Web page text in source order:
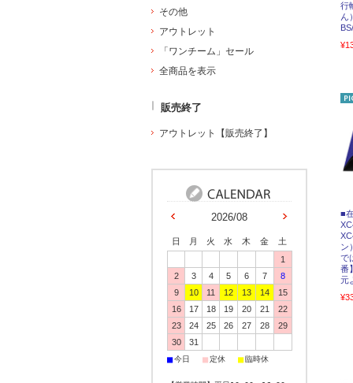
行
ん
■
ン
で
番
元
その他
アウトレット
「ワンチーム」セール
全商品を表示
販売終了
アウトレット【販売終了】
2026/08
日 月 火 水 木 金
土
1
2
3 4 5 6 7
8
9
10 11 12 13 14
15
16
17 18 19 20 21
22
23
24 25 26 27 28
29
30
31
■今日 ■定休 ■臨時休